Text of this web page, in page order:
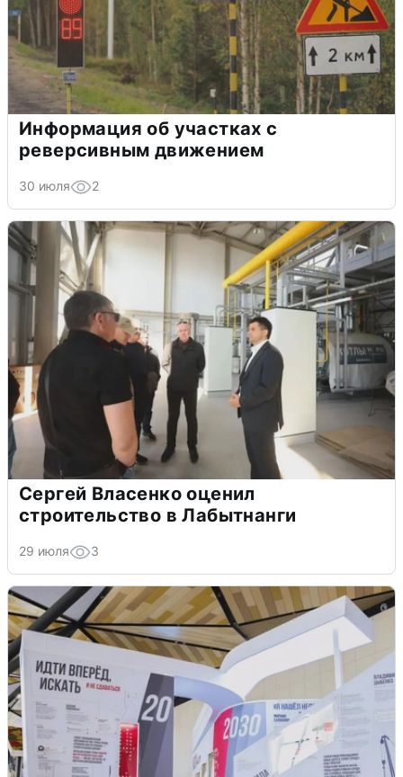
Информация об участках с
реверсивным движением
30 июля 2
Сергей Власенко оценил
строительство в Лабытнанги
29 июля 3